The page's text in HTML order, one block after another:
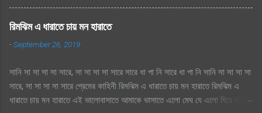
হারাতে, শ্রাবনের মেঘগুলো জড়ো হলো আকাশে অঝরে নামবে বুঝি শ্রাবনেই ঝরায়ে, আজ
কেন মন উদাসী হয়ে দূর অজানায় চায় হারাতে
রিমঝিম এ ধারাতে চায় মন হারাতে
-September 26, 2019
সানি সা সা সা সা সারে, সা সা সা সা সারে সারে ধা পা নি সারে ধা পা নি সানি সা সা সা সা
সারে, সা সা সা সা সারে প্রেমের কাহিনী রিমঝিম এ ধারাতে চায় মন হারাতে রিমঝিম এ
ধারাতে চায় মন হারাতে এই ভালোবাসাতে আমাকে ভাসাতে এলো মেঘ যে এলো ঘিরে বৃষ্টি